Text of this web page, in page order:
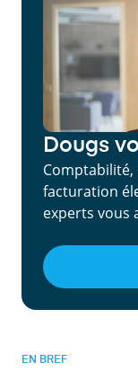
Dougs
facturation
experts vous
EN BREF